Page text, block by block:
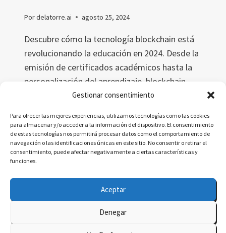
Gestionar consentimiento
Para ofrecer las mejores experiencias, utilizamos tecnologías como las cookies
para almacenar y/o acceder a la información del dispositivo. El consentimiento
de estas tecnologías nos permitirá procesar datos como el comportamiento de
navegación o las identificaciones únicas en este sitio. No consentir o retirar el
consentimiento, puede afectar negativamente a ciertas características y
funciones.
Aceptar
Denegar
Pordelatorre.ai agosto 25, 2024
Descubre cómo la tecnología blockchain está
revolucionando la educación en 2024. Desde la
emisión de certificados académicos hasta la
personalización del aprendizaje, blockchain
ofrece soluciones seguras, eficientes y
el impacto de esta tecnología en la
certificación y movilidad estudiantil.
LEER MÁS